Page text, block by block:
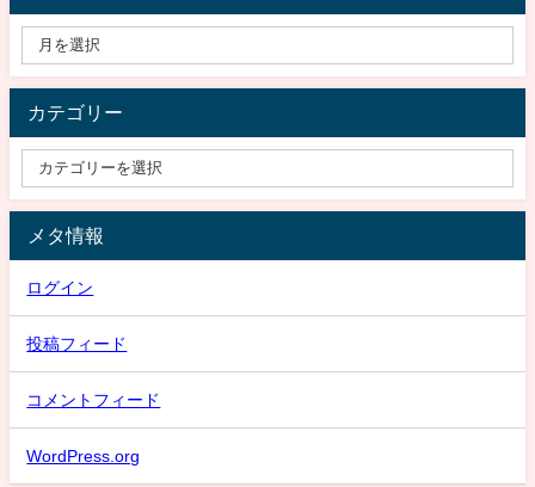
カテゴリー
メタ情報
ログイン
投稿フィード
コメントフィード
WordPress.org